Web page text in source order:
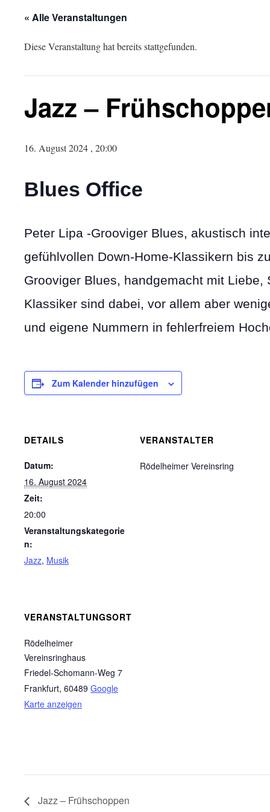
« Alle Veranstaltungen
Diese Veranstaltung hat bereits stattgefunden.
Jazz –
16. August 2024 , 20:00
Blues Office
Peter Lipa -Grooviger Blues, akustisch
gefühlvollen Down-Home-Klassikern bis
Grooviger Blues, handgemacht mit Liebe,
Klassiker sind dabei, vor allem aber
und eigene Nummern in fehlerfreiem
Zum Kalender hinzufügen
DETAILS
Datum:
16. August 2024
Zeit:
20:00
Veranstaltungskategorie
n:
Jazz, Musik
VERANSTALTER
Rödelheimer Vereinsring
VERANSTALTUNGSORT
Rödelheimer
Vereinsringhaus
Friedel-Schomann-Weg 7
Frankfurt, 60489 Google
Karte anzeigen
Jazz – Frühschoppen